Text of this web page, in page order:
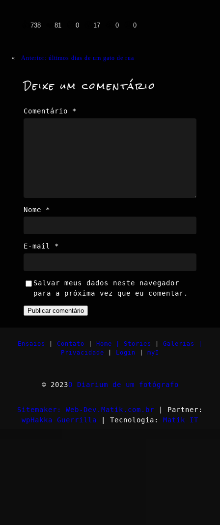
738 81 0 17 0 0
« Anterior: últimos dias de um gato de rua
Deixe um comentário
Comentário *
Nome *
E-mail *
Salvar meus dados neste navegador
para a próxima vez que eu comentar.
Ensaios Contato Home | Stories
Galerias |
Privacidade
Login myI
© 2023O Diarium de um fotógrafo
Sitemaker: Web-Dev.Matik.com.br | Partner:
wpHakka Guerrilla | Tecnologia: Matik IT